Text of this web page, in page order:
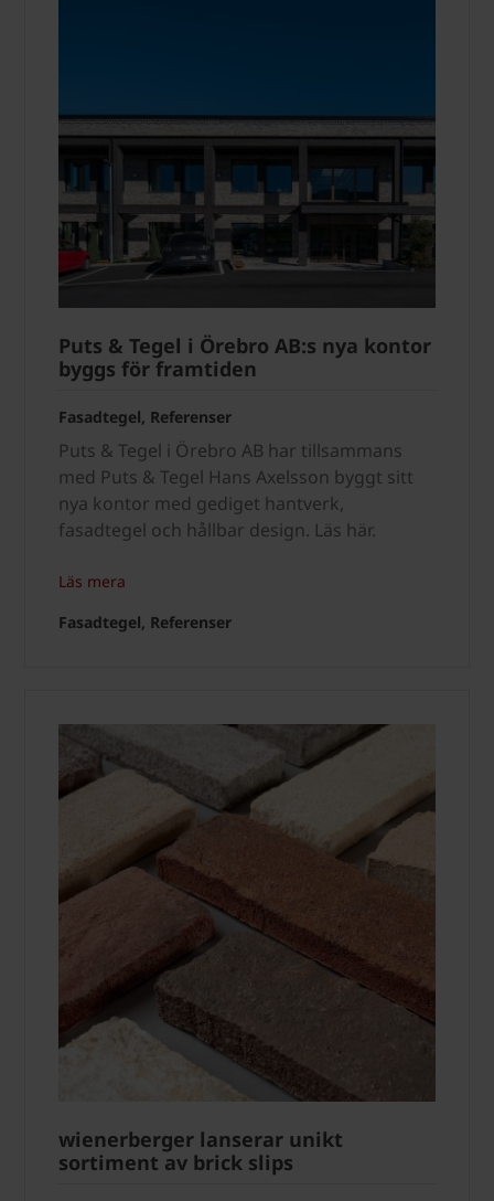
Puts & Tegel i Örebro AB:s nya kontor
byggs för framtiden
Fasadtegel, Referenser
Puts & Tegel i Örebro AB har tillsammans
med Puts & Tegel Hans Axelsson byggt sitt
nya kontor med gediget hantverk,
fasadtegel och hållbar design. Läs här.
Läs mera
Fasadtegel, Referenser
wienerberger lanserar unikt
sortiment av brick slips